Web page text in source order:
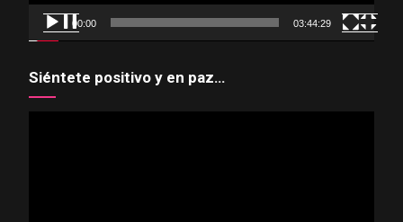
00:00 03:44:29
Siéntete positivo y en paz…